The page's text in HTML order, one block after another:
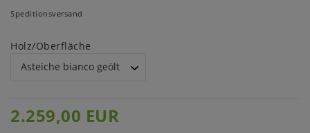
Speditionsversand
Holz/Oberfläche
2.259,00 EUR